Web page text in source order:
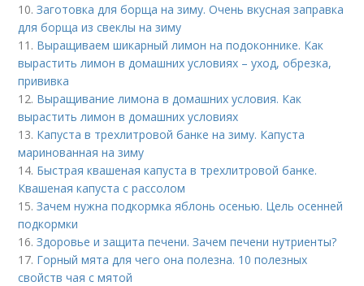
10.Заготовка для борща на зиму. Очень вкусная заправка
для борща из свеклы на зиму
11. Выращиваем шикарный лимон на подоконнике. Как
вырастить лимон в домашних условиях – уход, обрезка,
прививка
12. Выращивание лимона в домашних условия. Как
вырастить лимон в домашних условиях
13. Капуста в трехлитровой банке на зиму. Капуста
маринованная на зиму
14. Быстрая квашеная капуста в трехлитровой банке.
Квашеная капуста с рассолом
15.Зачем нужна подкормка яблонь осенью. Цель осенней
подкормки
16.Здоровье и защита печени. Зачем печени нутриенты?
17. Горный мята для чего она полезна. 10 полезных
свойств чая с мятой